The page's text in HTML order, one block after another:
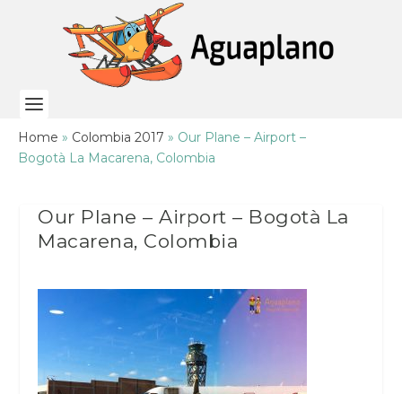
Home » Colombia 2017 » Our Plane – Airport –
Bogotà La Macarena, Colombia
Our Plane – Airport – Bogotà La
Macarena, Colombia